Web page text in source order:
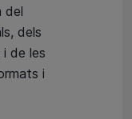
del
dels
de les
i